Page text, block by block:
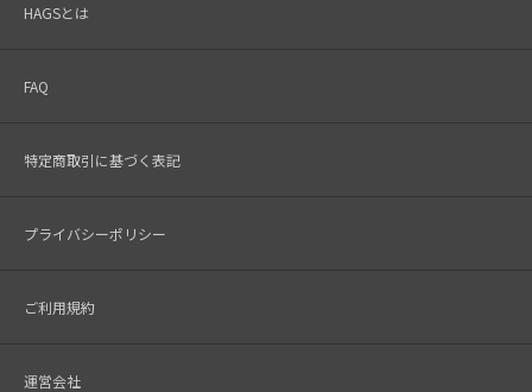
HAGSとは
FAQ
特定商取引に基づく表記
プライバシーポリシー
ご利用規約
運営会社